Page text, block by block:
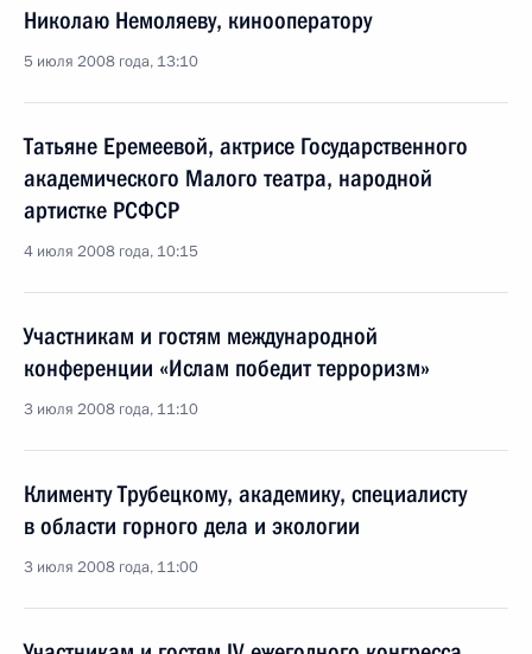
Николаю Немоляеву, кинооператору
5 июля 2008 года, 13:10
Татьяне Еремеевой, актрисе Государственного
академического Малого театра, народной
артистке РСФСР
4 июля 2008 года, 10:15
Участникам и гостям международной
конференции «Ислам победит терроризм»
3 июля 2008 года, 11:10
Клименту Трубецкому, академику, специалисту
в области горного дела и экологии
3 июля 2008 года, 11:00